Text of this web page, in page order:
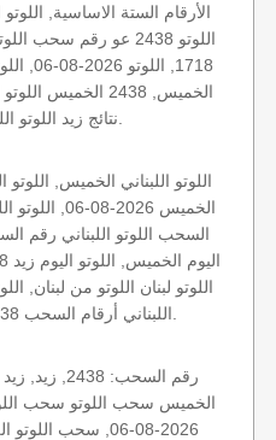
الأرقام الستة الاساسية, اللوتو
اللوتو اللبناني الخميس, اللوتو
الخميس
2026-08-06, سحب